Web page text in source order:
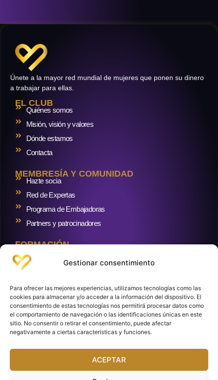
Gestionar consentimiento
Para ofrecer las mejores experiencias, utilizamos tecnologías como las
cookies para almacenar y/o acceder a la información del dispositivo. El
consentimiento de estas tecnologías nos permitirá procesar datos como
el comportamiento de navegación o las identificaciones únicas en este
sitio. No consentir o retirar el consentimiento, puede afectar
negativamente a ciertas características y funciones.
ACEPTAR
Únete a la mayor red mundial de mujeres que ponen su dinero
a trabajar para ellas.
EL CLUB
Quiénes somos
Misión, visión y valores
Dónde estamos
Contacta
MEMBRESÍA Y COMUNIDAD
Hazte socia
Red de Expertas
Programa de Embajadoras
Partners y patrocinadores
FORMACIÓN
RECURSOS Y BLOG
Crowdlending inmobiliario
Cuentas y brokers
Club de Inversoras. Paseo de la Castellana, 216, (Torre Realia). Planta 8.
Aviso Legal